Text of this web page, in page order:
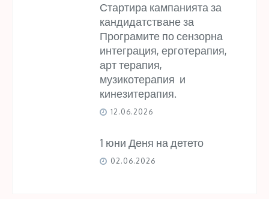
Стартира кампанията за
кандидатстване за
Програмите по сензорна
интеграция, ерготерапия,
арт терапия,
музикотерапия и
кинезитерапия.
12.06.2026
1 юни Деня на детето
02.06.2026